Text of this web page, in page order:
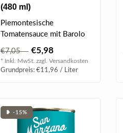
(480 ml)
Piemontesische
Tomatensauce mit Barolo
€7,05 €5,98
* Inkl. MwSt. zzgl. Versandkosten
Grundpreis: €11,96 / Liter
❥ -15%